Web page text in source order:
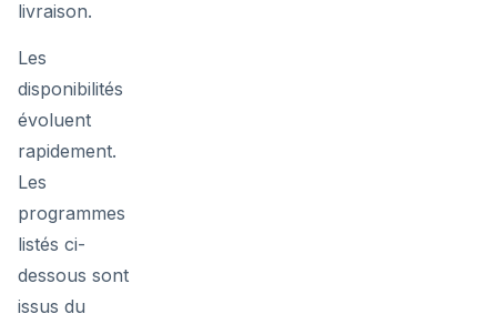
livraison.
Les
disponibilités
évoluent
rapidement.
Les
programmes
listés ci-
dessous sont
issus du